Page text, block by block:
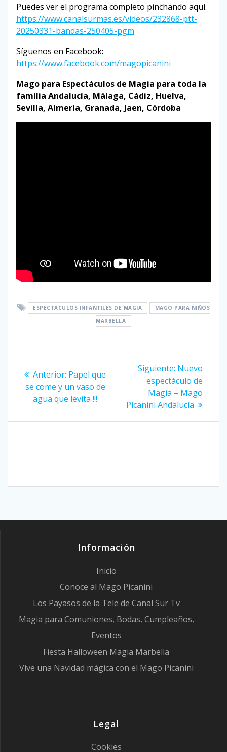
Puedes ver el programa completo pinchando aquí.
https://www.canalsurmas.es/videos/232868-ptt-
20250331-bandas-250405-pgm
Síguenos en Facebook:
https://www.facebook.com/magopicanini
Mago para Espectáculos de Magia para toda la
familia Andalucía, Málaga, Cádiz, Huelva,
Sevilla, Almería, Granada, Jaen, Córdoba
ESPECTACULOS INFANTILES DE MAGIA
MAGO PARA NIÑOS
MARBELLA
de
entradas
Anterior: Entrada
anterior:
Papel que
se come y un vaso de
agua que levita !!!
Siguiente: Siguiente
entrada:
Nuevo
espectáculo de
Magia – Mago
Picanini Andalucía
Información
Inicio
Conoce al Mago Picanini
Los Payasos de la Tele de Canal Sur Tv
Magia para Comuniones, Bodas, Cumpleaños,
Eventos
Fiesta Halloween Magia Marbella
Vive una Navidad mágica con el Mago Picanini
Legal
Cookies